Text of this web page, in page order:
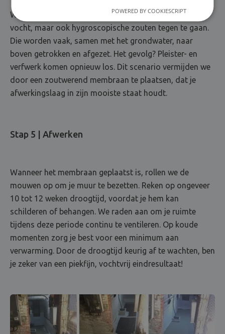
We halen alles uit de kast om niet enkel opstijgend
vocht, maar ook hygroscopische zouten tegen te gaan.
Die worden vaak, samen met het grondwater, naar
boven getrokken en afgezet. Het gevolg? Pleister- en
verfwerk komen opnieuw los. Dit scenario vermijden we
door een zoutwerend membraan te plaatsen, dat je
afwerkingslaag in zijn mooiste staat houdt.
Stap 5 | Afwerken
Wanneer het membraan geplaatst is, rollen we de
mouwen op om je muur te bezetten. Reken op ongeveer
10 tot 12 weken droogtijd, voordat je hem kan
schilderen of behangen. We raden aan om je ruimte
tijdens deze periode continu te ventileren. Op koude
momenten zorg je best voor een minimum aan
verwarming. Door de droogtijd keurig af te wachten, ben
je zeker van een piekfijn, vochtvrij eindresultaat!
POWERED BY COOKIESCRIPT